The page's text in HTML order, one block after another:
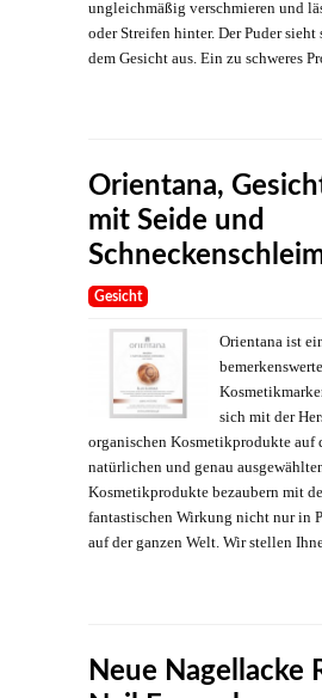
ungleichmäßig verschmieren und
oder Streifen hinter. Der Puder sieht
dem Gesicht aus. Ein zu schweres
Orientana,
mit Seide und
Gesicht
Orientana ist
sich mit der
organischen Kosmetikprodukte auf
natürlichen und genau
Kosmetikprodukte bezaubern mit
fantastischen Wirkung nicht nur in
auf der ganzen Welt. Wir stellen
Neue Nagellacke